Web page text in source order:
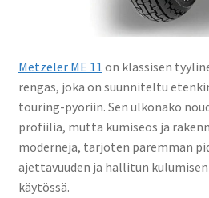
Metzeler ME 11 on klassisen
rengas, joka on suunniteltu
touring-pyöriin. Sen ulkonäkö
profiilia, mutta kumiseos ja
moderneja, tarjoten paremman
ajettavuuden ja hallitun kulumisen
käytössä.